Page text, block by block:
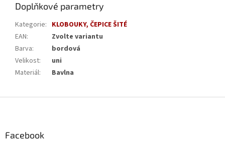
Doplňkové parametry
Kategorie: KLOBOUKY, ČEPICE ŠITÉ
EAN:
Zvolte variantu
Barva:
bordová
Velikost:
uni
Materiál: Bavlna
Facebook